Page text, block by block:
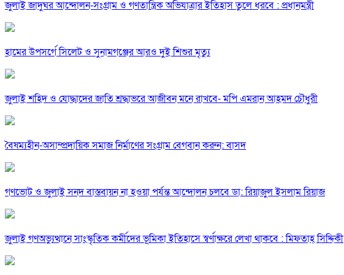
জুলাই জাদুঘর আন্দোলন-সংগ্রাম ও গণতান্ত্রিক অভিযাত্রার ইতিহাস তুলে ধরবে : প্রধানমন্ত্রী
হামের উপসর্গে সিলেট ও সুনামগঞ্জের আরও দুই শিশুর মৃত্যু
জুলাই শহিদ ও যোদ্ধাদের জাতি শ্রদ্ধাভরে আজীবন মনে রাখবে- মপি এমরান আহমদ চৌধুরী
বৈষম্যহীন-অসাম্প্রদায়িক সমাজ নির্মাণের সংগ্রাম বেগবান করুন: বাসদ
গণভোট ও জুলাই সনদ বাস্তবায়ন না হওয়া পর্যন্ত আন্দোলন চলবে ডা: রিয়াজুল ইসলাম রিয়াজ
জুলাই গণঅভ্যুত্থানে সাংস্কৃতিক কর্মীদের ভূমিকা ইতিহাসে স্বর্ণাক্ষরে লেখা থাকবে : মিফতাহ্ সিদ্দিকী